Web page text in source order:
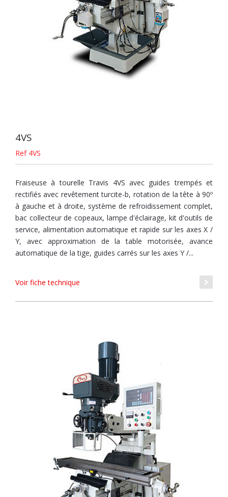
4VS
Ref 4VS
Fraiseuse à tourelle Travis 4VS avec guides trempés et
rectifiés avec revêtement turcite-b, rotation de la tête à 90º
à gauche et à droite, système de refroidissement complet,
bac collecteur de copeaux, lampe d'éclairage, kit d'outils de
service, alimentation automatique et rapide sur les axes X /
Y, avec approximation de la table motorisée, avance
automatique de la tige, guides carrés sur les axes Y /...
Voir fiche technique